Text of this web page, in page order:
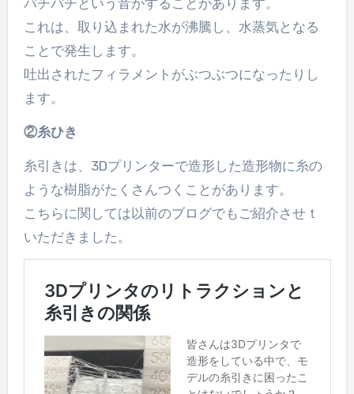
パチパチという音がすることがあります。
これは、取り込まれた水が沸騰し、水蒸気となる
ことで発生します。
吐出されたフィラメントがぶつぶつになったりし
ます。
②糸ひき
糸引きは、3Dプリンターで造形した造形物に糸の
ような樹脂がたくさんつくことがあります。
こちらに関しては以前のブログでもご紹介させｔ
いただきました。